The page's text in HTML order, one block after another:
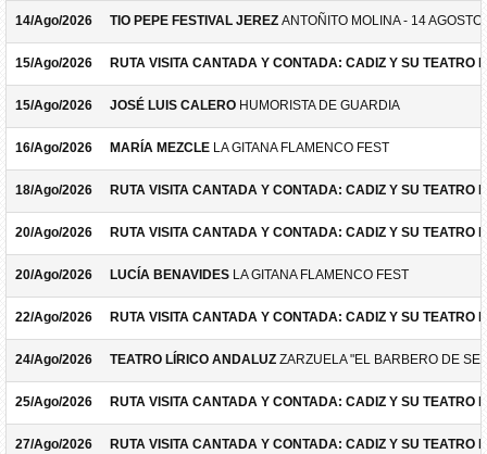
14/Ago/2026 TIO PEPE FESTIVAL JEREZ ANTOÑITO MOLINA - 14 AGOSTO
15/Ago/2026 RUTA VISITA CANTADA Y CONTADA: CADIZ Y SU TEATRO
15/Ago/2026 JOSÉ LUIS CALERO HUMORISTA DE GUARDIA
16/Ago/2026 MARÍA MEZCLE LA GITANA FLAMENCO FEST
18/Ago/2026 RUTA VISITA CANTADA Y CONTADA: CADIZ Y SU TEATRO
20/Ago/2026 RUTA VISITA CANTADA Y CONTADA: CADIZ Y SU TEATRO
20/Ago/2026 LUCÍA BENAVIDES LA GITANA FLAMENCO FEST
22/Ago/2026 RUTA VISITA CANTADA Y CONTADA: CADIZ Y SU TEATRO
24/Ago/2026 TEATRO LÍRICO ANDALUZ ZARZUELA "EL BARBERO DE
25/Ago/2026 RUTA VISITA CANTADA Y CONTADA: CADIZ Y SU TEATRO
27/Ago/2026 RUTA VISITA CANTADA Y CONTADA: CADIZ Y SU TEATRO